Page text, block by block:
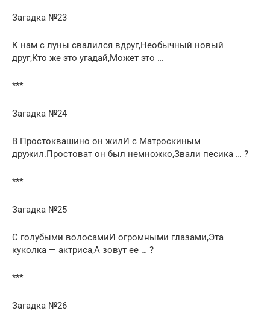
Загадка №23
К нам с луны свалился вдруг,Необычный новый
друг,Кто же это угадай,Может это …
***
Загадка №24
В Простоквашино он жилИ с Матроскиным
дружил.Простоват он был немножко,Звали песика … ?
***
Загадка №25
С голубыми волосамиИ огромными глазами,Эта
куколка — актриса,А зовут ее … ?
***
Загадка №26